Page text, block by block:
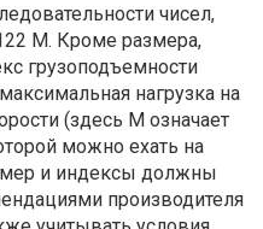
чисел,
М. Кроме размера,
грузоподъемности
нагрузка на
(здесь М означает
можно ехать на
и индексы должны
производителя